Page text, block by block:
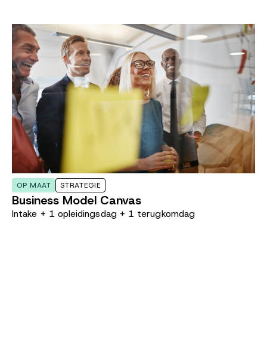
OP MAAT STRATEGIE
Business Model Canvas
Intake + 1 opleidingsdag + 1 terugkomdag